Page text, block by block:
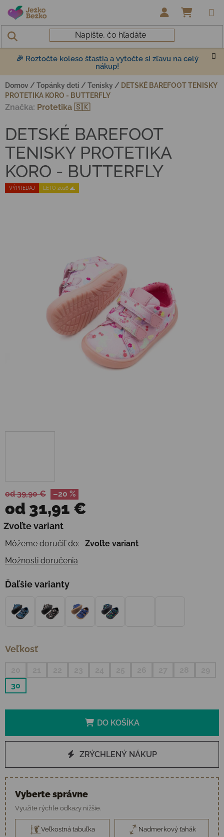
Prejsť na obsah
🎉 Roztočte koleso šťastia a vytočte si zľavu na celý
nákup!
Domov / Topánky deti / Tenisky / DETSKÉ BAREFOOT TENISKY
PROTETIKA KORO - BUTTERFLY
od 39,90 € –20 %
od 31,91 €
Jednotková cena:
Zvoľte variant
Môžeme doručiť do:
Zvoľte variant
Možnosti doručenia
Ďaľšie varianty
Veľkosť
30
DO KOŠÍKA
ZRÝCHLENÝ NÁKUP
Vyberte správne
Využite rýchle odkazy nižšie.
Veľkostná tabuľka Nadmerkový ťahák
VÝPREDAJ LETO 2026 🌊
DETSKÉ BAREFOOT
TENISKY PROTETIKA
KORO - BUTTERFLY
Značka: Protetika 🇸🇰